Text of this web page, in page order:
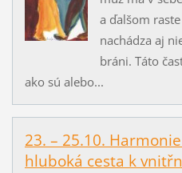
a ďalšom
nachádza aj
bráni. Táto
ako sú alebo...
23. – 25.10.
hluboká cesta k